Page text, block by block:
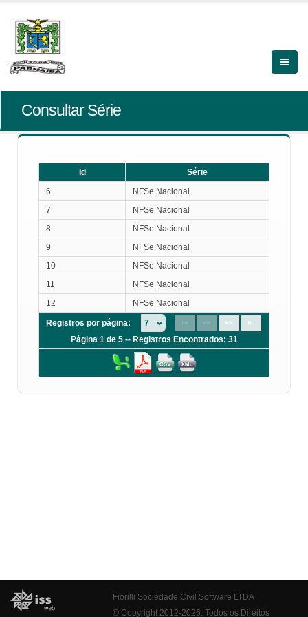
Consultar Série
Id
Série
Série
6
NFSe Nacional
7
NFSe Nacional
8
NFSe Nacional
9
NFSe Nacional
10
NFSe Nacional
11
NFSe Nacional
12
NFSe Nacional
Registros por página:
Página 1 de 5 -- Registros Encontrados: 31
Fiorilli Sociedade Civil Software LTDA
© Copyright 2012-2026. Todos os Direitos